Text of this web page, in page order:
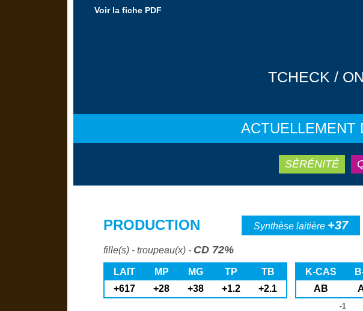
Voir la fiche PDF
TCHECK /
ACTUELLEMENT
SÉRÉNITÉ
PRODUCTION Synthèse laitière +37
fille(s) - troupeau(x) - CD 72%
LAIT MP MG TP
TB
+617
+28 +38 +1.2 +2.1
K-CAS
AB
-1